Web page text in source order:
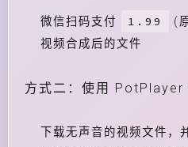
微信扫码支付 1.99 (
视频合成后的文件
方式二：使用 PotPlayer
下载无声音的视频文件